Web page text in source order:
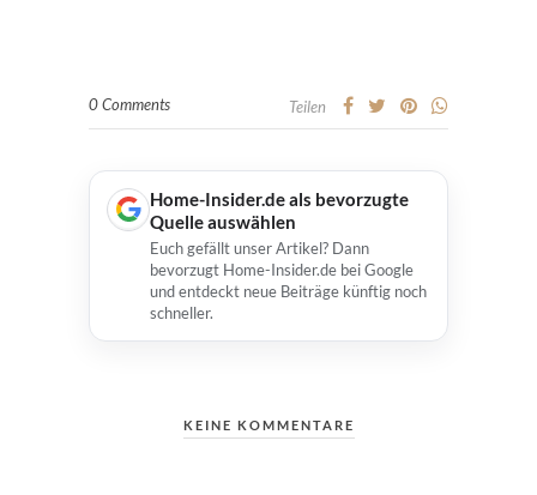
0 Comments Teilen
Home-Insider.de als bevorzugte
Quelle auswählen
Euch gefällt unser Artikel? Dann
bevorzugt Home-Insider.de bei Google
und entdeckt neue Beiträge künftig noch
schneller.
KEINE KOMMENTARE